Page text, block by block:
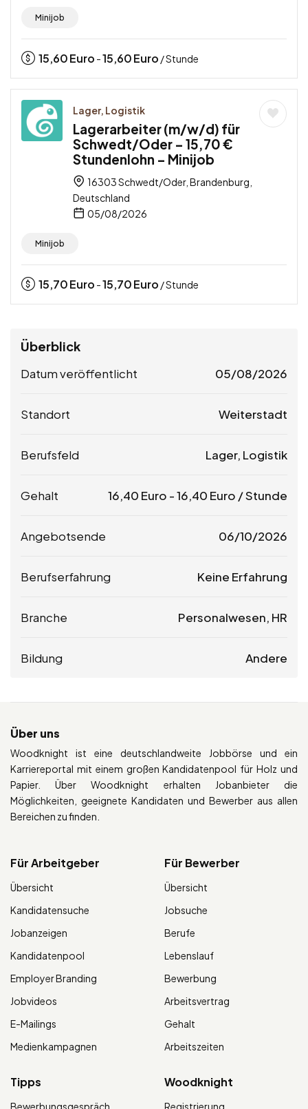
Minijob
15,60Euro -15,60Euro / Stunde
Lager, Logistik
Lagerarbeiter (m/w/d) für
Schwedt/Oder – 15,70 €
Stundenlohn – Minijob
16303 Schwedt/Oder, Brandenburg,
Deutschland
05/08/2026
Minijob
15,70Euro -15,70Euro / Stunde
Überblick
Datum veröffentlicht 05/08/2026
Standort Weiterstadt
Berufsfeld Lager, Logistik
Gehalt 16,40 Euro -16,40 Euro / Stunde
Angebotsende 06/10/2026
Berufserfahrung Keine Erfahrung
Branche Personalwesen, HR
Bildung Andere
Über uns
Woodknight ist eine deutschlandweite Jobbörse und ein
Karriereportal mit einem großen Kandidatenpool für Holz und
Papier. Über Woodknight erhalten Jobanbieter die
Möglichkeiten, geeignete Kandidaten und Bewerber aus allen
Bereichen zu finden.
Für Arbeitgeber
Übersicht
Kandidatensuche
Jobanzeigen
Kandidatenpool
Employer Branding
Jobvideos
E-Mailings
Medienkampagnen
Für Bewerber
Übersicht
Jobsuche
Berufe
Lebenslauf
Bewerbung
Arbeitsvertrag
Gehalt
Arbeitszeiten
Tipps
Bewerbungsgespräch
Woodknight
Registrierung